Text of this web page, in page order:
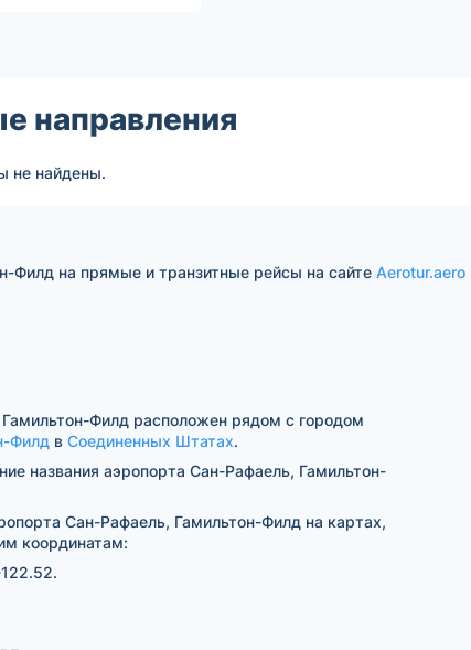
направления
не найдены.
Филд на прямые и транзитные рейсы на сайте Aerotur.aero
Филд расположен рядом с городом
Филдв Соединенных Штатах.
названия аэропорта Сан-Рафаель, Гамильтон-
Сан-Рафаель, Гамильтон-Филд на картах,
координатам: